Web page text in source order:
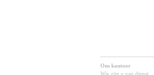
Ons kantoor
Wie zijn u van dienst